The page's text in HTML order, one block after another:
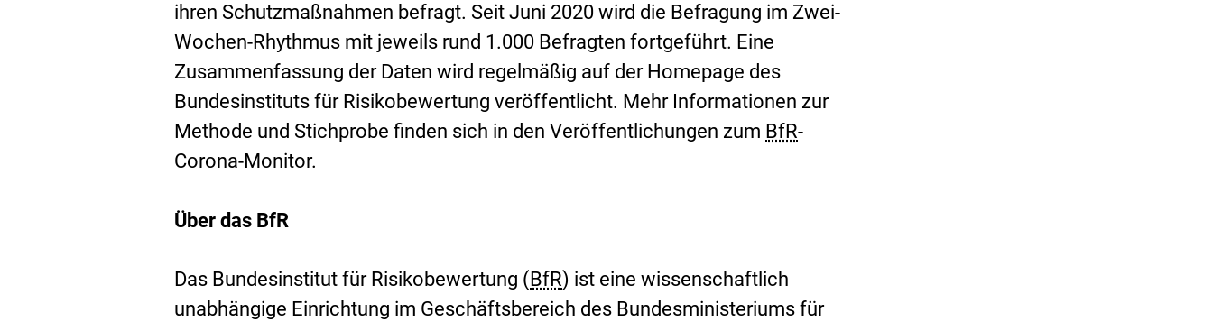
ihren Schutzmaßnahmen befragt. Seit Juni 2020 wird die Befragung im Zwei-
Wochen-Rhythmus mit jeweils rund 1.000 Befragten fortgeführt. Eine
Zusammenfassung der Daten wird regelmäßig auf der Homepage des
Bundesinstituts für Risikobewertung veröffentlicht. Mehr Informationen zur
Methode und Stichprobe finden sich in den Veröffentlichungen zum BfR-
Corona-Monitor.
Über das BfR
Das Bundesinstitut für Risikobewertung (BfR) ist eine wissenschaftlich
unabhängige Einrichtung im Geschäftsbereich des Bundesministeriums für